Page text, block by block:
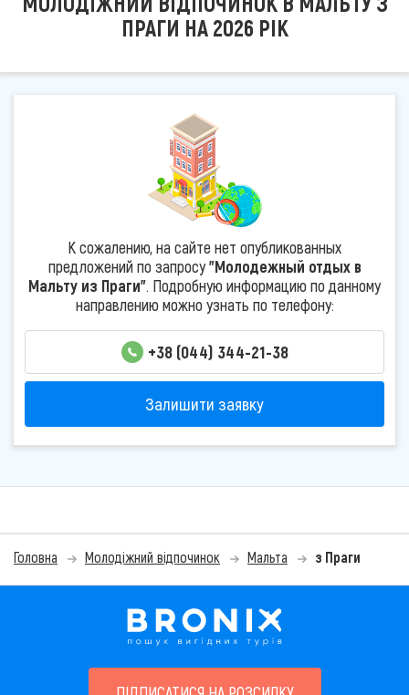
ПРАГИ НА 2026 РІК
К сожалению, на сайте нет опубликованных
предложений по запросу"Молодежный отдых в
Мальту из Праги". Подробную информацию по данному
направлению можно узнать по телефону:
+38 (044) 344-21-38
Залишити заявку
Головна Молодіжний відпочинок Мальта з Праги